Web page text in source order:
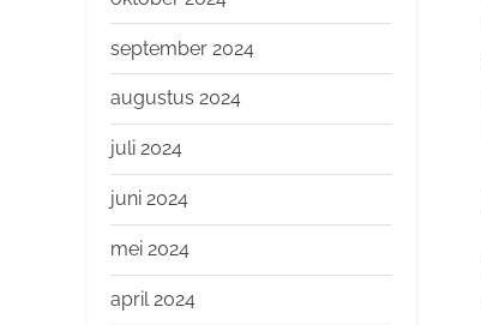
september 2024
augustus 2024
juli 2024
juni 2024
mei 2024
april 2024